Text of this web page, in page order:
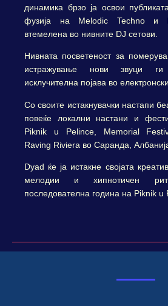
динамика брзо ја освои
фузија на Melodic Techno и
втемелена во нивните DJ сетови.
Нивната посветеност за
истражување нови звуци
исклучителна појава во
Со своите истакнувачки настапи
повеќе локални настани и
Piknik u Pelince, Memorial
Raving Riviera во Саранда,
Dyad ќе ја истакне својата
мелодии и хипнотичен
последователна година на Piknik u